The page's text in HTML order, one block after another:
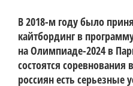
В 2018-м году было
кайтбординг в
на Олимпиаде-2024 в
состоятся
россиян есть серьезные